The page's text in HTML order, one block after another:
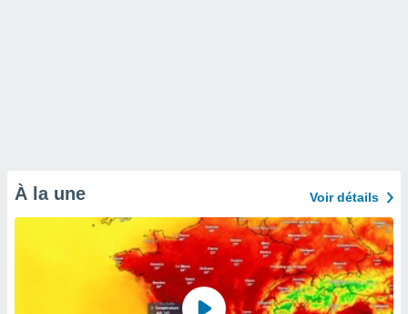
À la une Voir détails